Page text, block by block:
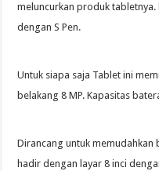
meluncurkan produk
dengan S Pen.
Untuk siapa saja Tablet ini
belakang 8 MP. Kapasitas
Dirancang untuk memudahkan
hadir dengan layar 8 inci